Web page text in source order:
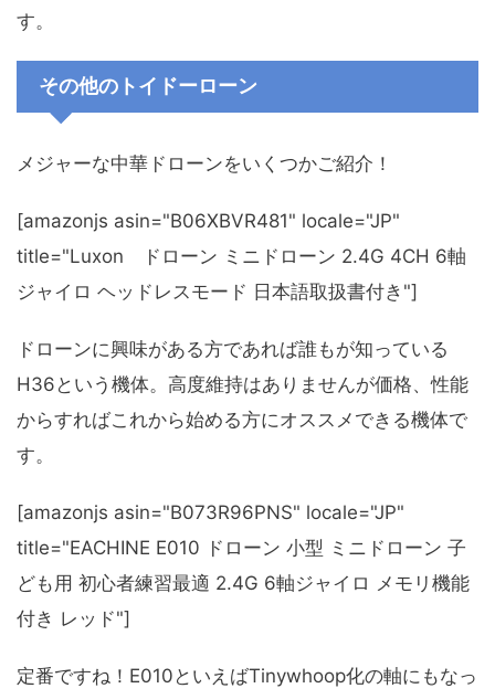
す。
その他のトイドーローン
メジャーな中華ドローンをいくつかご紹介！
[amazonjs asin="B06XBVR481" locale="JP"
title="Luxon ドローン ミニドローン 2.4G 4CH 6軸
ジャイロ ヘッドレスモード 日本語取扱書付き"]
ドローンに興味がある方であれば誰もが知っている
H36という機体。高度維持はありませんが価格、性能
からすればこれから始める方にオススメできる機体で
す。
[amazonjs asin="B073R96PNS" locale="JP"
title="EACHINE E010 ドローン 小型 ミニドローン 子
ども用 初心者練習最適 2.4G 6軸ジャイロ メモリ機能
付き レッド"]
定番ですね！E010といえばTinywhoop化の軸にもなっ